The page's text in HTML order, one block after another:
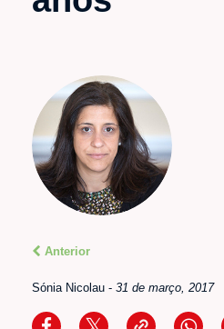
Anterior
Sónia Nicolau - 31 de março, 2017